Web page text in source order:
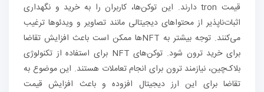
قیمت tron دارند. این توکن‌ها، کاربران را به خرید و نگهداری
اثبات‌ناپذیر از محتواهای دیجیتالی مانند تصاویر و ویدئوها ترغیب
می‌کنند. توجه بیشتر به NFT‌ها ممکن است باعث افزایش تقاضا
برای خرید ترون شود. توکن‌های NFT برای استفاده از تکنولوژی
بلاک‌چین، نیازمند ترون برای انجام تعاملات هستند. این موضوع به
تقاضا برای این ارز دیجیتال افزوده و باعث افزایش قیمت